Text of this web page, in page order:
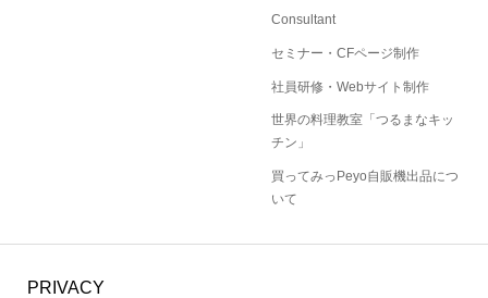
Consultant
セミナー・CFページ制作
社員研修・Webサイト制作
世界の料理教室「つるまなキッ
チン」
買ってみっPeyo自販機出品につ
いて
PRIVACY